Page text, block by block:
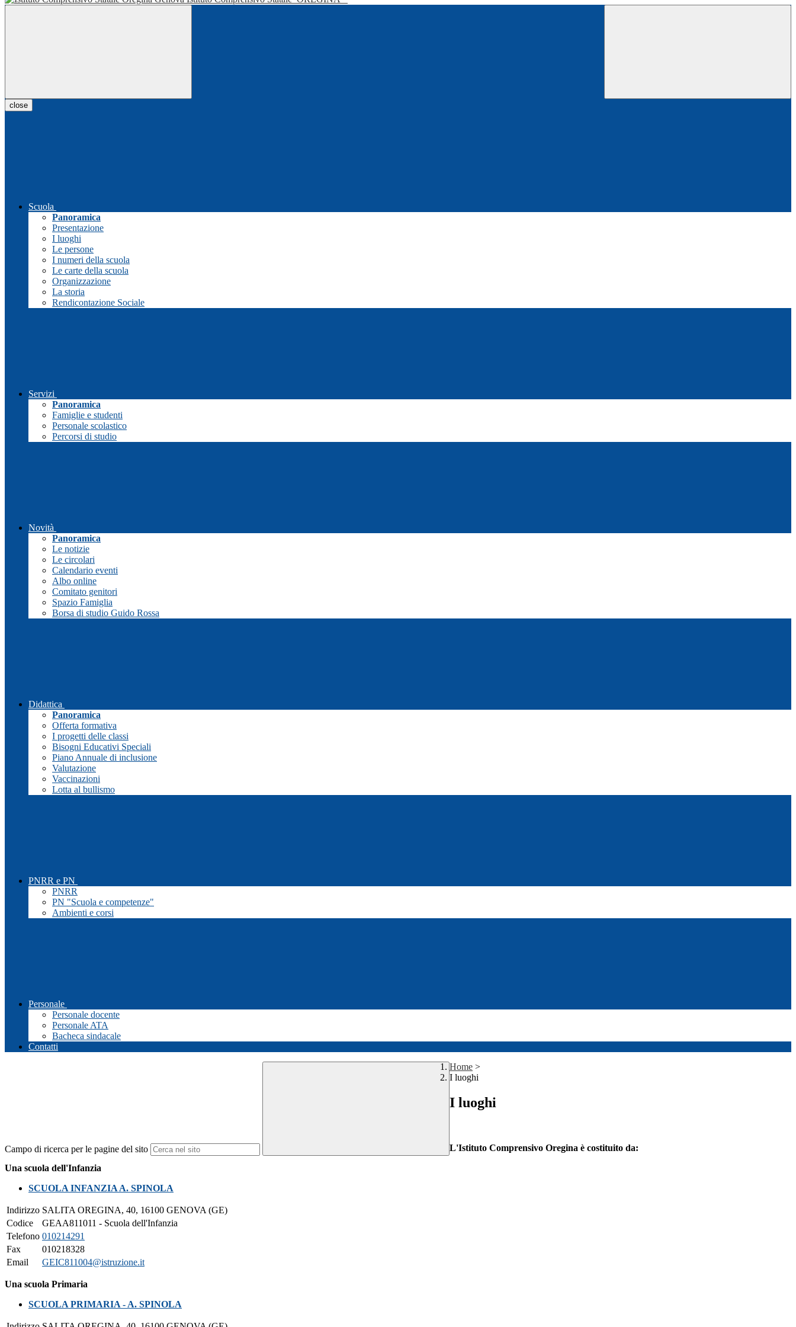
close
Scuola
Panoramica
Presentazione
I luoghi
Le persone
I numeri della scuola
Le carte della scuola
Organizzazione
La storia
Rendicontazione Sociale
Servizi
Panoramica
Famiglie e studenti
Personale scolastico
Percorsi di studio
Novità
Panoramica
Le notizie
Le circolari
Calendario eventi
Albo online
Comitato genitori
Spazio Famiglia
Borsa di studio Guido Rossa
Didattica
Panoramica
Offerta formativa
I progetti delle classi
Bisogni Educativi Speciali
Piano Annuale di inclusione
Valutazione
Vaccinazioni
Lotta al bullismo
PNRR e PN
PNRR
PN "Scuola e competenze"
Ambienti e corsi
Personale
Personale docente
Personale ATA
Bacheca sindacale
Contatti
Campo di ricerca per le pagine del sito
Home >
I luoghi
I luoghi
L'Istituto Comprensivo Oregina è costituito da:
Una scuola dell'Infanzia
SCUOLA INFANZIA A. SPINOLA
Indirizzo SALITA OREGINA, 40, 16100 GENOVA (GE)
Codice
GEAA811011 - Scuola dell'Infanzia
Telefono 010214291
Fax
010218328
Email
GEIC811004@istruzione.it
Una scuola Primaria
SCUOLA PRIMARIA - A. SPINOLA